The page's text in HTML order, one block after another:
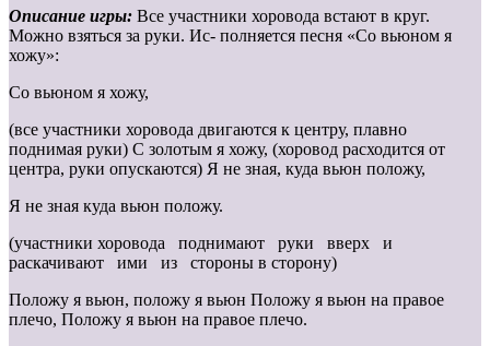
Описание игры: Все участники хоровода встают в круг.
Можно взяться за руки. Ис- полняется песня «Со вьюном я
хожу»:
Со вьюном я хожу,
(все участники хоровода двигаются к центру, плавно
поднимая руки) С золотым я хожу, (хоровод расходится от
центра, руки опускаются) Я не зная, куда вьюн положу,
Я не зная куда вьюн положу.
(участники хоровода поднимают руки вверх и
раскачивают ими из стороны в сторону)
Положу я вьюн, положу я вьюн Положу я вьюн на правое
плечо, Положу я вьюн на правое плечо.